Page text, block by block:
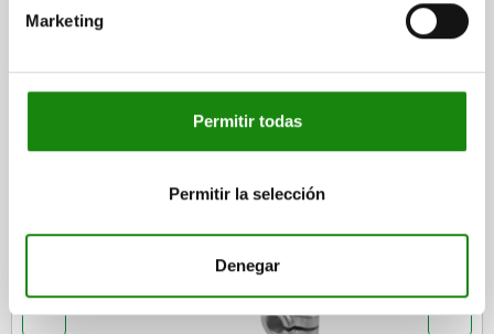
Marketing
Permitir todas
Permitir la selección
Denegar
Otros clientes también
compraron
NUEVO 29026